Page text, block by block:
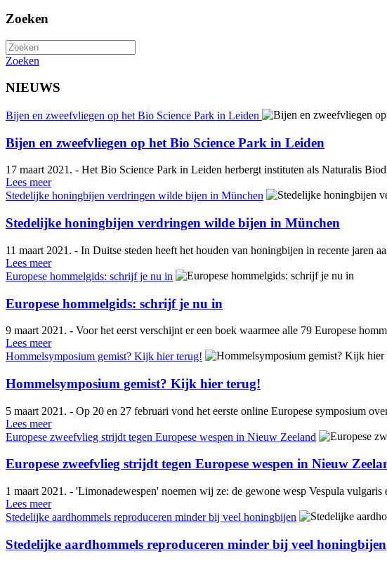
Zoeken
Zoeken
NIEUWS
Bijen en zweefvliegen op het Bio Science Park in Leiden
Bijen en zweefvliegen op het Bio Science Park in Leiden
17 maart 2021. - Het Bio Science Park in Leiden herbergt instituten als Naturalis
Lees meer
Stedelijke honingbijen verdringen wilde bijen in München
Stedelijke honingbijen verdringen wilde bijen in München
11 maart 2021. - In Duitse steden heeft het houden van honingbijen in recente jaren
Lees meer
Europese hommelgids: schrijf je nu in
Europese hommelgids: schrijf je nu in
9 maart 2021. - Voor het eerst verschijnt er een boek waarmee alle 79 Europese
Lees meer
Hommelsymposium gemist? Kijk hier terug!
Hommelsymposium gemist? Kijk hier terug!
5 maart 2021. - Op 20 en 27 februari vond het eerste online Europese symposium
Lees meer
Europese zweefvlieg strijdt tegen Europese wespen in Nieuw Zeeland
Europese zweefvlieg strijdt tegen Europese wespen in Nieuw
1 maart 2021. - 'Limonadewespen' noemen wij ze: de gewone wesp Vespula
Lees meer
Stedelijke aardhommels reproduceren minder bij veel honingbijen
Stedelijke aardhommels reproduceren minder bij veel honingbijen